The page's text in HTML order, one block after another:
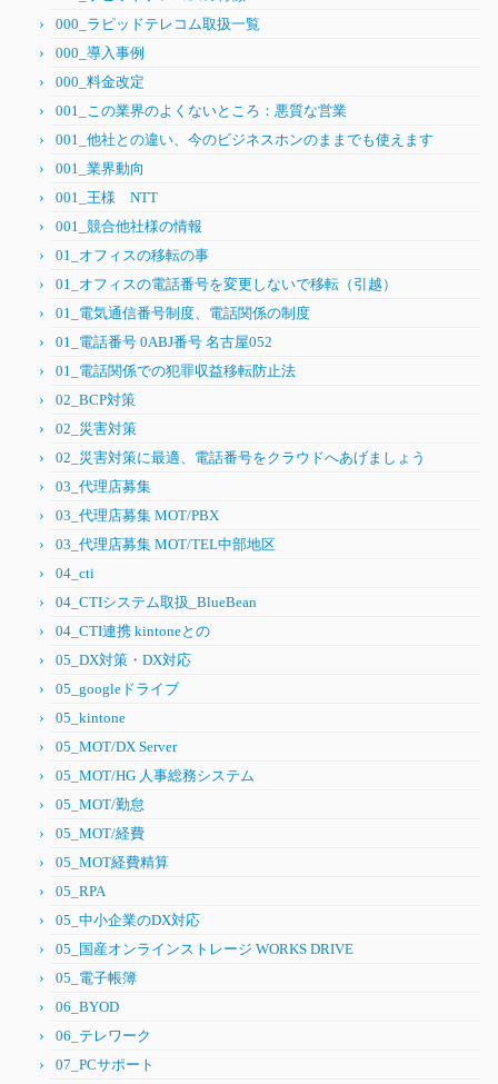
000_ラピッドテレコム取扱一覧
000_導入事例
000_料金改定
001_この業界のよくないところ：悪質な営業
001_他社との違い、今のビジネスホンのままでも使えます
001_業界動向
001_王様 NTT
001_競合他社様の情報
01_オフィスの移転の事
01_オフィスの電話番号を変更しないで移転（引越）
01_電気通信番号制度、電話関係の制度
01_電話番号 0ABJ番号 名古屋052
01_電話関係での犯罪収益移転防止法
02_BCP対策
02_災害対策
02_災害対策に最適、電話番号をクラウドへあげましょう
03_代理店募集
03_代理店募集 MOT/PBX
03_代理店募集 MOT/TEL中部地区
04_cti
04_CTIシステム取扱_BlueBean
04_CTI連携 kintoneとの
05_DX対策・DX対応
05_googleドライブ
05_kintone
05_MOT/DX Server
05_MOT/HG 人事総務システム
05_MOT/勤怠
05_MOT/経費
05_MOT経費精算
05_RPA
05_中小企業のDX対応
05_国産オンラインストレージ WORKS DRIVE
05_電子帳簿
06_BYOD
06_テレワーク
07_PCサポート